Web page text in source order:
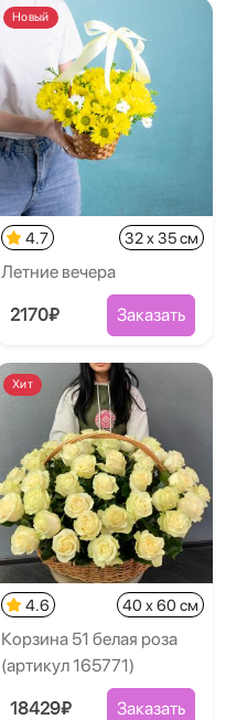
Новый
4.7 32 x 35 см
Летние вечера
2170₽ Заказать
Хит
4.6 40 x 60 см
Корзина 51 белая роза
(артикул 165771)
18429₽ Заказать